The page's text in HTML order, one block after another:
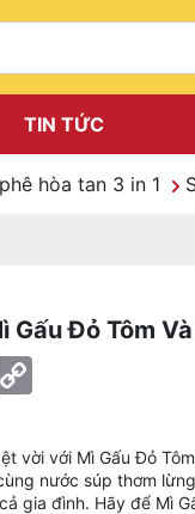
TIN TỨC
hòa tan 3 in 1
Gấu Đỏ Tôm
vời với Mì Gấu Đỏ
nước súp thơm
gia đình. Hãy để Mì